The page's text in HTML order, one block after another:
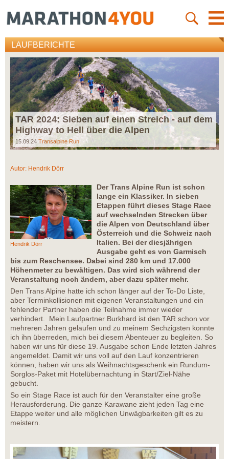
LAUFBERICHTE
TAR 2024: Sieben auf einen Streich - auf dem
Highway to Hell über die Alpen
15.09.24 Transalpine Run
Autor: Hendrik Dörr
Hendrik Dörr
Der Trans Alpine Run ist schon
lange ein Klassiker. In sieben
Etappen führt dieses Stage Race
auf wechselnden Strecken über
die Alpen von Deutschland über
Österreich und die Schweiz nach
Italien. Bei der diesjährigen
Ausgabe geht es von Garmisch
bis zum Reschensee. Dabei sind 280 km und 17.000
Höhenmeter zu bewältigen. Das wird sich während der
Veranstaltung noch ändern, aber dazu später mehr.
Den Trans Alpine hatte ich schon länger auf der To-Do Liste,
aber Terminkollisionen mit eigenen Veranstaltungen und ein
fehlender Partner haben die Teilnahme immer wieder
verhindert. Mein Laufpartner Burkhard ist den TAR schon vor
mehreren Jahren gelaufen und zu meinem Sechzigsten konnte
ich ihn überreden, mich bei diesem Abenteuer zu begleiten. So
haben wir uns für diese 19. Ausgabe schon Ende letzten Jahres
angemeldet. Damit wir uns voll auf den Lauf konzentrieren
können, haben wir uns als Weihnachtsgeschenk ein Rundum-
Sorglos-Paket mit Hotelübernachtung in Start/Ziel-Nähe
gebucht.
So ein Stage Race ist auch für den Veranstalter eine große
Herausforderung. Die ganze Karawane zieht jeden Tag eine
Etappe weiter und alle möglichen Unwägbarkeiten gilt es zu
meistern.